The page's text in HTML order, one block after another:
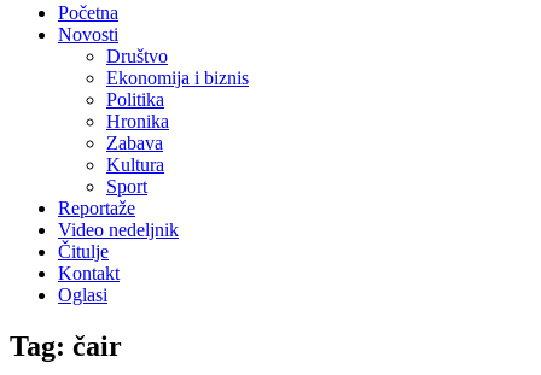
Početna
Novosti
Društvo
Ekonomija i biznis
Politika
Hronika
Zabava
Kultura
Sport
Reportaže
Video nedeljnik
Čitulje
Kontakt
Oglasi
Tag: čair